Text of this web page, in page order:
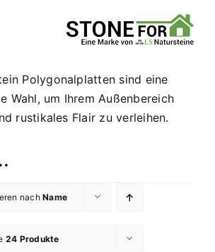
Polygonalplatten sind eine
Wahl, um Ihrem Außenbereich
rustikales Flair zu verleihen.
nachName
24 Produkte